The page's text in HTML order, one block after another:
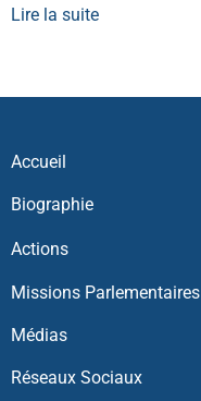
Lire la suite
Accueil
Biographie
Actions
Missions Parlementaires
Médias
Réseaux Sociaux